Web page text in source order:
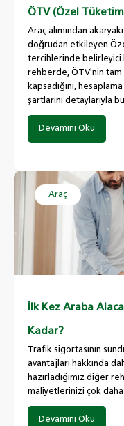
ÖTV (Özel
Araç alımından
doğrudan etkileyen
tercihlerinde belirleyici
rehberde, ÖTV'nin tam
kapsadığını,
şartlarını detaylarıyla
Devamını Oku
Araç
İlk Kez Araba
Kadar?
Trafik sigortasının
avantajları hakkında
hazırladığımız diğer
maliyetlerinizi çok
Devamını Oku